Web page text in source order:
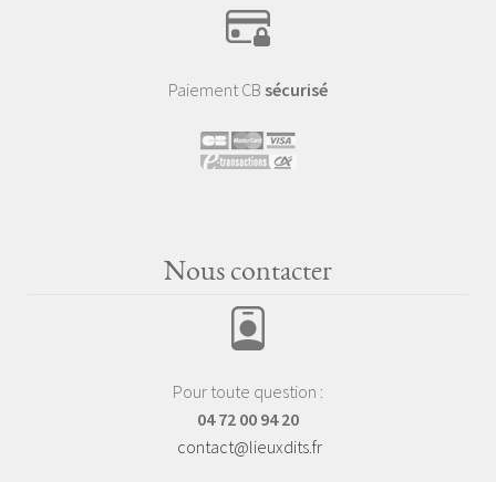
Paiement CB sécurisé
Nous contacter
Pour toute question :
04 72 00 94 20
contact@lieuxdits.fr